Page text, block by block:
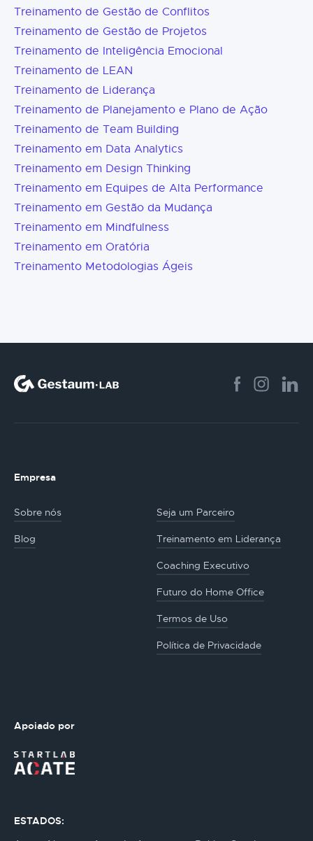
Treinamento de Gestão de Conflitos
Treinamento de Gestão de Projetos
Treinamento de Inteligência Emocional
Treinamento de LEAN
Treinamento de Liderança
Treinamento de Planejamento e Plano de Ação
Treinamento de Team Building
Treinamento em Data Analytics
Treinamento em Design Thinking
Treinamento em Equipes de Alta Performance
Treinamento em Gestão da Mudança
Treinamento em Mindfulness
Treinamento em Oratória
Treinamento Metodologias Ágeis
Empresa
Sobre nós Seja um Parceiro
Blog Treinamento em Liderança
Coaching Executivo
Futuro do Home Office
Termos de Uso
Política de Privacidade
Apoiado por
ESTADOS: